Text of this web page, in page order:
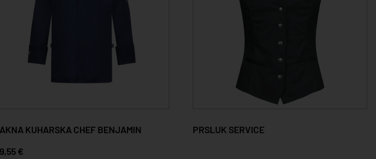
KUHARSKA CHEF BENJAMIN
€
PRSLUK SERVICE